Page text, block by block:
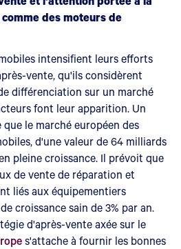
des moteurs de
intensifient leurs efforts
vente, qu'ils considèrent
différenciation sur un marché
font leur apparition. Un
que le marché européen des
d'une valeur de 64 milliards
pleine croissance. Il prévoit que
de vente de réparation et
liés aux équipementiers
croissance sain de 3% par an.
d'après-vente axée sur le
s'attache à fournir les bonnes